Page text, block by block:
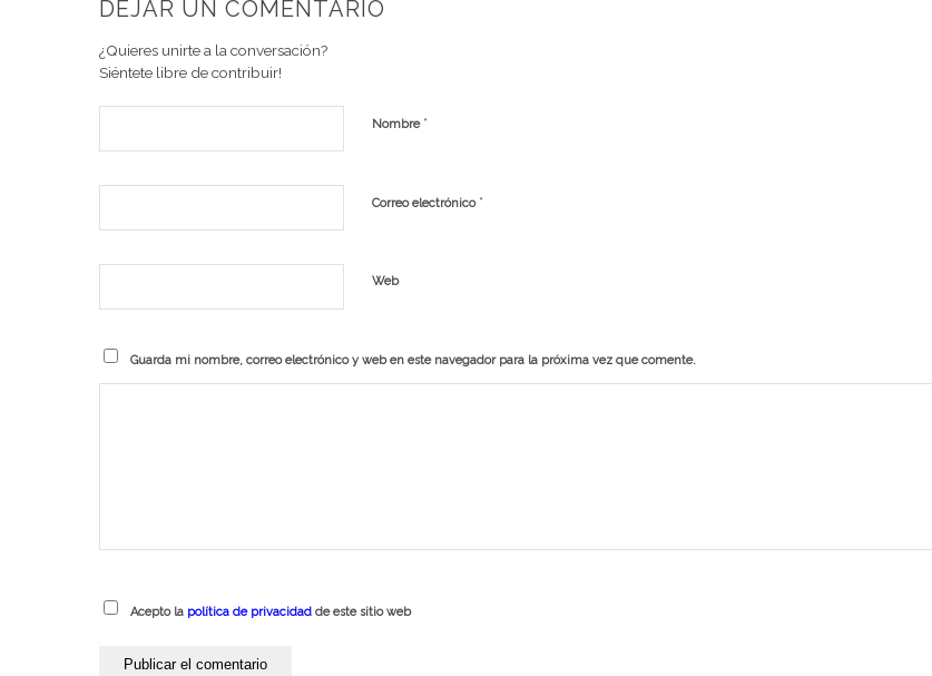
DEJAR UN COMENTARIO
¿Quieres unirte a la conversación?
Siéntete libre de contribuir!
Nombre *
Correo electrónico *
Web
Guarda mi nombre, correo electrónico y web en este navegador para la próxima vez que comente.
Acepto la política de privacidadde este sitio web